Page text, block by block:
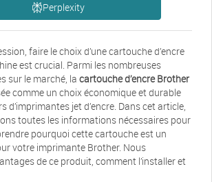
Perplexity
faire le choix d’une cartouche d’encre
est crucial. Parmi les nombreuses
sur le marché, la cartouche d’encre Brother
comme un choix économique et durable
d’imprimantes jet d’encre. Dans cet article,
toutes les informations nécessaires pour
pourquoi cette cartouche est un
votre imprimante Brother. Nous
de ce produit, comment l’installer et